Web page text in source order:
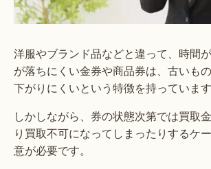
洋服やブランド品などと違って、時間
が落ちにくい金券や商品券は、古いも
下がりにくいという特徴を持っています
しかしながら、券の状態次第では買取
り買取不可になってしまったりするケ
意が必要です。